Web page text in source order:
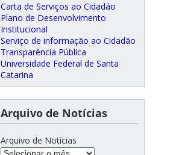
Carta de Serviços ao Cidadão
Plano de Desenvolvimento
Institucional
Serviço de informação ao Cidadão
Transparência Pública
Universidade Federal de Santa
Catarina
Arquivo de Notícias
Arquivo de Notícias